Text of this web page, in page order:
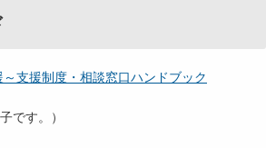
支援制度・相談窓口ハンドブック
す。）